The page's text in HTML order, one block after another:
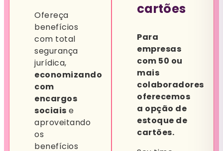
Ofereça
benefícios
com total
segurança
jurídica,
economizando
com
encargos
sociais e
aproveitando
os
benefícios
cartões
Para
empresas
com 50 ou
mais
colaboradores
oferecemos
a opção de
estoque de
cartões.